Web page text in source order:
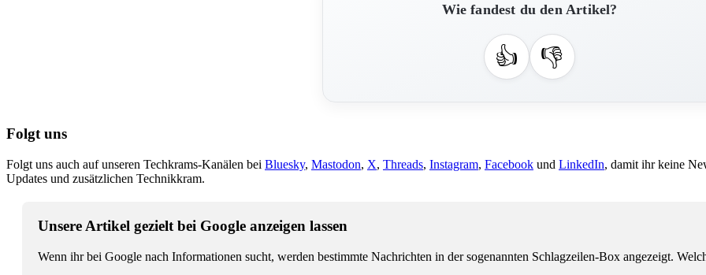
Wie fandest du den Artikel?
👍 👎
Folgt uns
Folgt uns auch auf unseren Techkrams-Kanälen bei Bluesky, Mastodon, X, Threads, Instagram, Facebook und LinkedIn, damit ihr keine
Updates und zusätzlichen Technikkram.
Unsere Artikel gezielt bei Google anzeigen lassen
Wenn ihr bei Google nach Informationen sucht, werden bestimmte Nachrichten in der sogenannten Schlagzeilen-Box angezeigt.